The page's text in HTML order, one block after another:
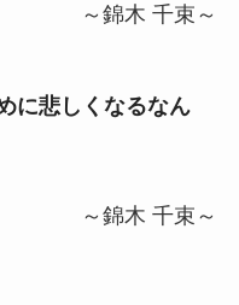
～錦木 千束～
に悲しくなるなん
～錦木 千束～